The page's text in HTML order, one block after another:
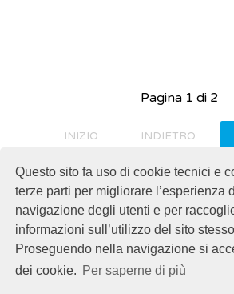
Questo sito fa uso di cookie tecnici e
terze parti per migliorare l’esperienza
navigazione degli utenti e per
informazioni sull’utilizzo del sito
Proseguendo nella navigazione si
dei cookie. Per saperne di più
Pagina 1 di 2
INIZIO INDIETRO
AVANTI
© 2018ISSalute - Sito sviluppato e